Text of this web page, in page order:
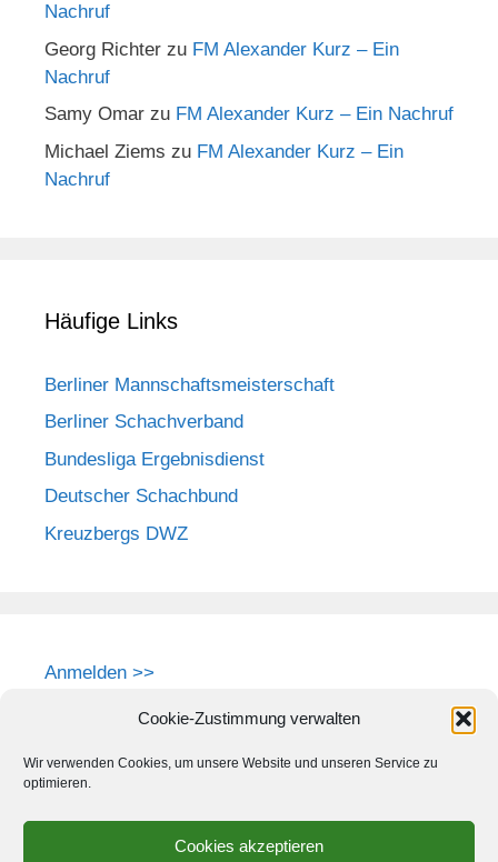
Cookie-Zustimmung verwalten
Wir verwenden Cookies, um unsere Website und unseren Service zu
optimieren.
Cookies akzeptieren
Nachruf
Georg Richter zu FM Alexander Kurz – Ein
Nachruf
Samy Omar zu FM Alexander Kurz – Ein Nachruf
Michael Ziems zu FM Alexander Kurz – Ein
Nachruf
Häufige Links
Berliner Mannschaftsmeisterschaft
Berliner Schachverband
Bundesliga Ergebnisdienst
Deutscher Schachbund
Kreuzbergs DWZ
Anmelden >>